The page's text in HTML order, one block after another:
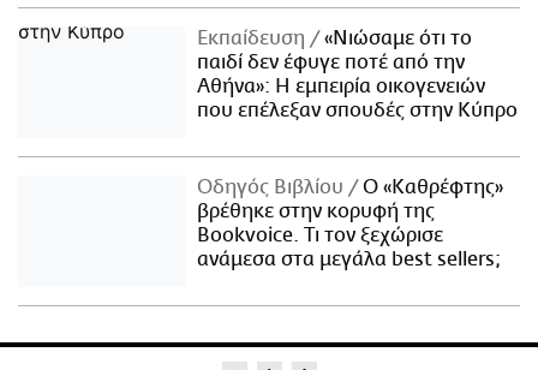
Εκπαίδευση
«Νιώσαμε ότι το
παιδί δεν έφυγε ποτέ από την
Αθήνα»: Η εμπειρία οικογενειών
που επέλεξαν σπουδές στην Κύπρο
Οδηγός Βιβλίου
Ο «Καθρέφτης»
βρέθηκε στην κορυφή της
Bookvoice. Τι τον ξεχώρισε
ανάμεσα στα μεγάλα best sellers;